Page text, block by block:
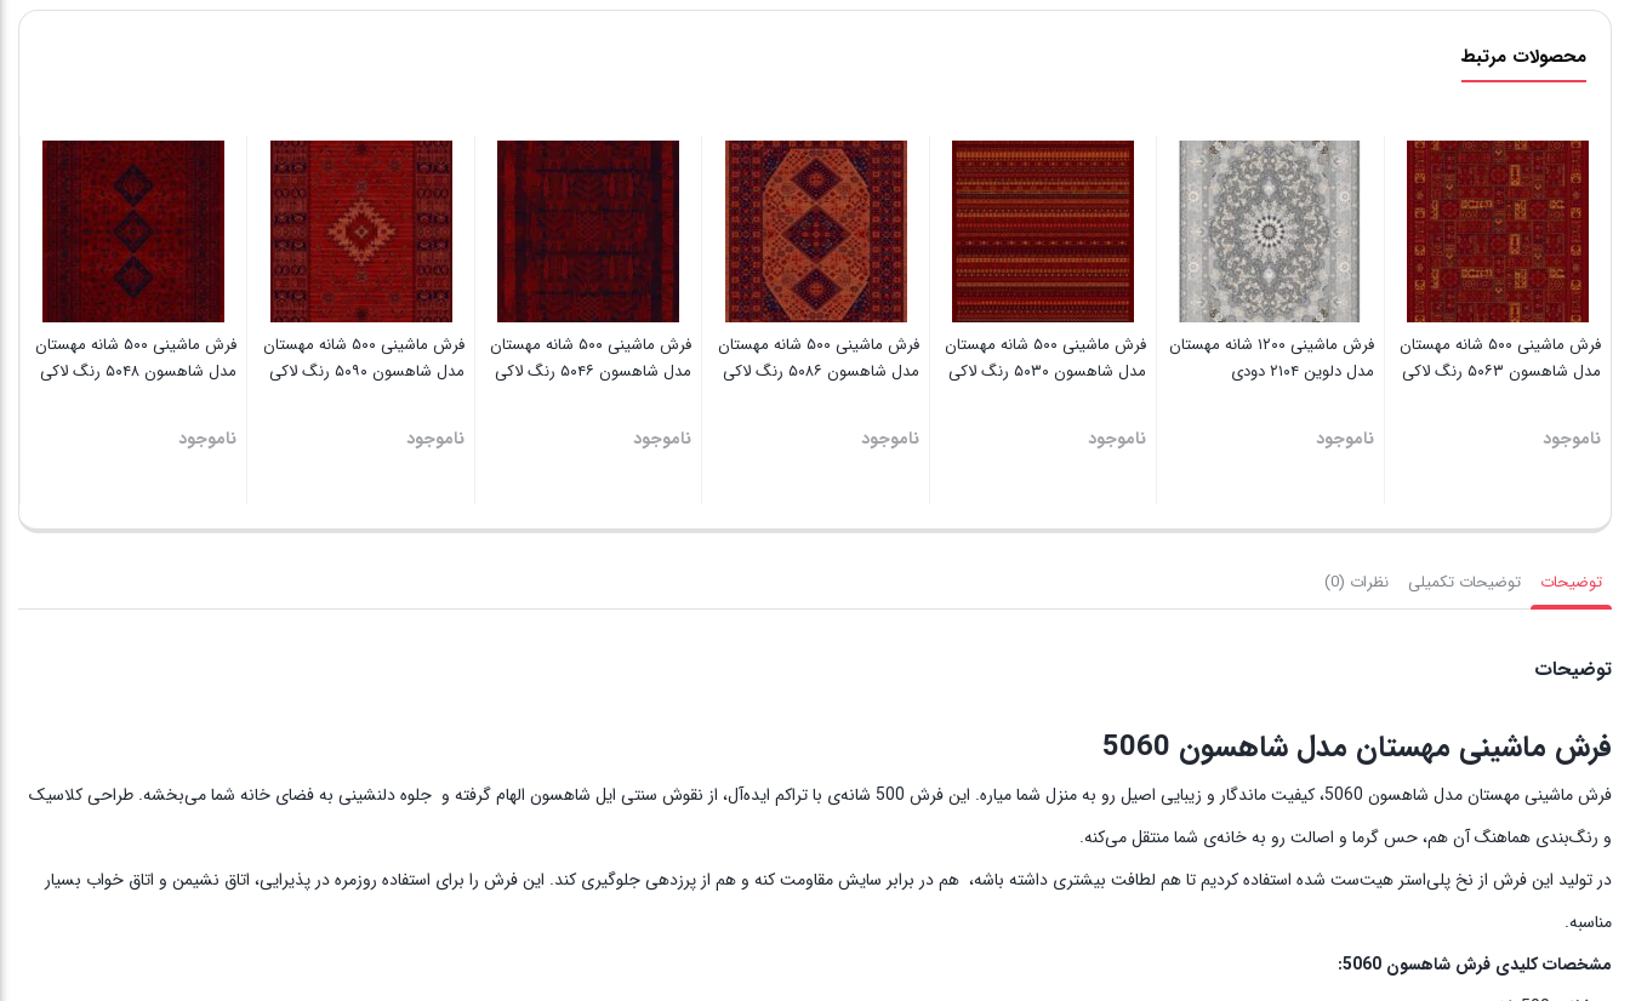
۵۰۶۰
رنگ
لاکی
عدد
محصولات مرتبط
فرش ماشینی ۵۰۰ شانه مهستان
مدل شاهسون ۵۰۶۳ رنگ لاکی
ناموجود
فرش ماشینی ١٢٠٠ شانه مهستان
مدل دلوین ۲۱۰۴ دودی
ناموجود
فرش ماشینی ۵۰۰ شانه مهستان
مدل شاهسون ۵۰۳۰ رنگ لاکی
ناموجود
فرش ماشینی ۵۰۰ شانه مهستان
مدل شاهسون ۵۰۸۶ رنگ لاکی
ناموجود
فرش ماشینی ۵۰۰ شانه مهستان
مدل شاهسون ۵۰۴۶ رنگ لاکی
ناموجود
فرش ماشینی ۵۰۰ شانه مهستان
مدل شاهسون ۵۰۹۰ رنگ لاکی
ناموجود
فرش ماشینی ۵۰۰ شانه مهستان
مدل شاهسون ۵۰۴۸ رنگ لاکی
ناموجود
توضیحات توضیحات تکمیلی نظرات (0)
توضیحات
فرش ماشینی مهستان مدل شاهسون 5060
فرش ماشینی مهستان مدل شاهسون 5060، کیفیت ماندگار و زیبایی اصیل رو به منزل شما میاره. این فرش 500 شانه‌ی با تراکم ایده‌آل، از نقوش سنتی ایل شاهسون الهام گرفته و جلوه‌ دلنشینی به فضای خانه شما می‌بخشه. طراحی کلاسیک
و رنگ‌بندی هماهنگ آن هم، حس گرما و اصالت رو به خانه‌ی شما منتقل می‌کنه.
در تولید این فرش از نخ پلی‌استر هیت‌ست شده استفاده کردیم تا هم لطافت بیشتری داشته باشه، هم در برابر سایش مقاومت کنه و هم از پرزدهی جلوگیری کند. این فرش را برای استفاده روزمره در پذیرایی، اتاق نشیمن و اتاق خواب بسیار
مناسبه.
مشخصات کلیدی فرش شاهسون 5060: